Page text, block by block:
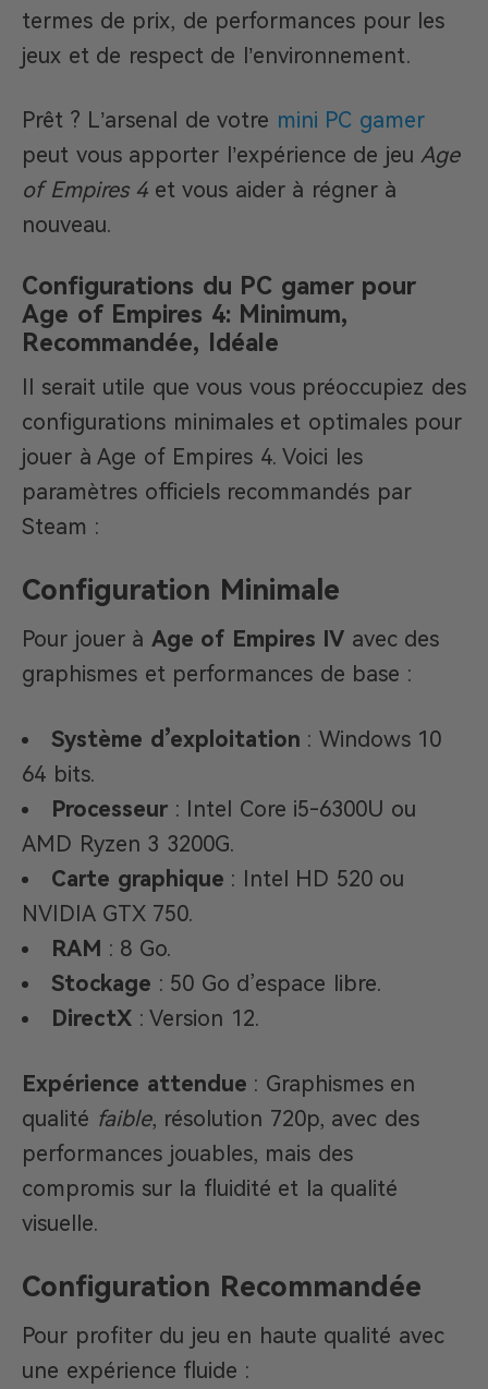
termes de prix, de performances pour les
jeux et de respect de l’environnement.
Prêt ? L’arsenal de votre mini PC gamer
peut vous apporter l’expérience de jeu Age
of Empires 4 et vous aider à régner à
nouveau.
Configurations du PC gamer pour
Age of Empires 4: Minimum,
Recommandée, Idéale
Il serait utile que vous vous préoccupiez des
configurations minimales et optimales pour
jouer à Age of Empires 4. Voici les
paramètres officiels recommandés par
Steam :
Configuration Minimale
Pour jouer à Age of Empires IV avec des
graphismes et performances de base :
Système d’exploitation : Windows 10
64 bits.
Processeur : Intel Core i5-6300U ou
AMD Ryzen 3 3200G.
Carte graphique : Intel HD 520 ou
NVIDIA GTX 750.
RAM : 8 Go.
Stockage : 50 Go d’espace libre.
DirectX : Version 12.
Expérience attendue : Graphismes en
qualité faible, résolution 720p, avec des
performances jouables, mais des
compromis sur la fluidité et la qualité
visuelle.
Configuration Recommandée
Pour profiter du jeu en haute qualité avec
une expérience fluide :